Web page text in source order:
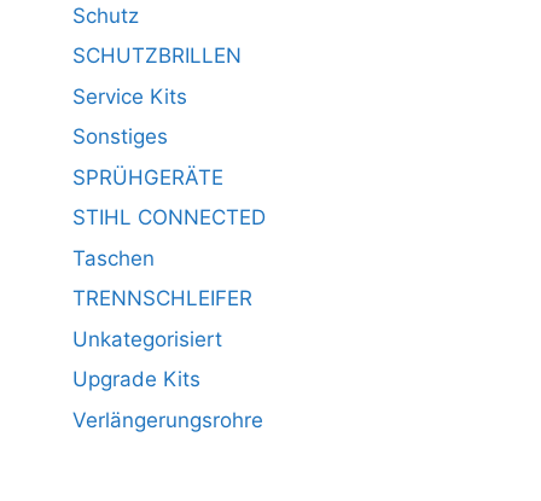
Schutz
SCHUTZBRILLEN
Service Kits
Sonstiges
SPRÜHGERÄTE
STIHL CONNECTED
Taschen
TRENNSCHLEIFER
Unkategorisiert
Upgrade Kits
Verlängerungsrohre